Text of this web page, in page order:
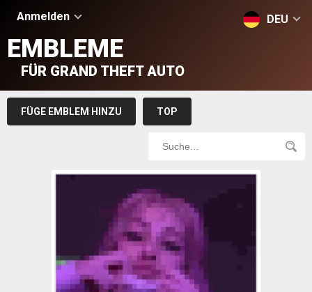
Anmelden DEU
EMBLEME
FÜR GRAND THEFT AUTO
FÜGE EMBLEM HINZU TOP